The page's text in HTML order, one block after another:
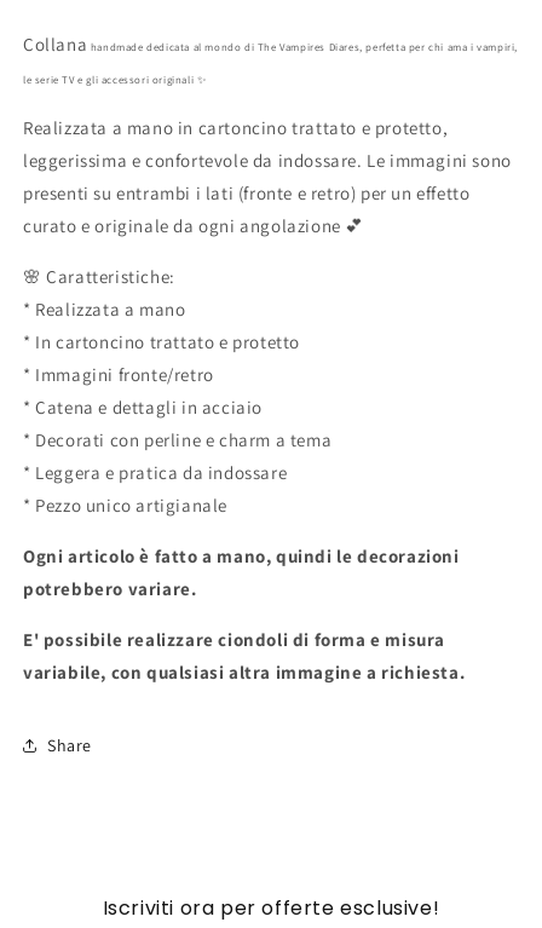
Collana handmade dedicata al mondo di The Vampires Diares, perfetta per chi ama i vampiri,
le serie TV e gli accessori originali ✨
Realizzata a mano in cartoncino trattato e protetto,
leggerissima e confortevole da indossare. Le immagini sono
presenti su entrambi i lati (fronte e retro) per un effetto
curato e originale da ogni angolazione 💕
🌸 Caratteristiche:
* Realizzata a mano
* In cartoncino trattato e protetto
* Immagini fronte/retro
* Catena e dettagli in acciaio
* Decorati con perline e charm a tema
* Leggera e pratica da indossare
* Pezzo unico artigianale
Ogni articolo è fatto a mano, quindi le decorazioni
potrebbero variare.
E' possibile realizzare ciondoli di forma e misura
variabile, con qualsiasi altra immagine a richiesta.
Share
Iscriviti ora per offerte esclusive!